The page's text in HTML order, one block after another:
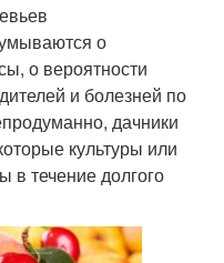
о
о вероятности
и болезней по
дачники
культуры или
в течение долгого